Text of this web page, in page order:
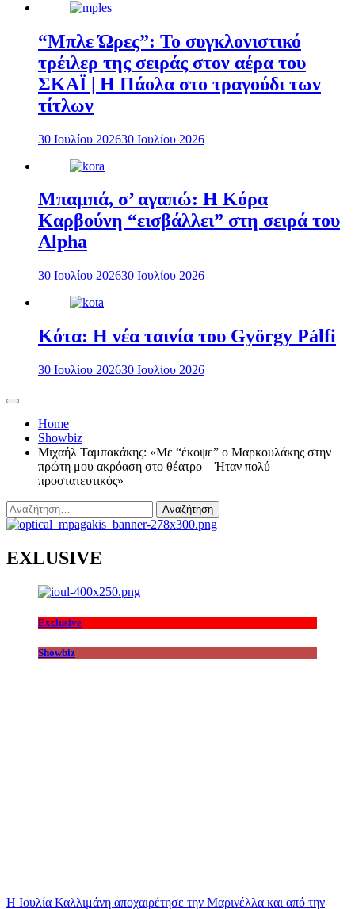
“Μπλε Ώρες”: Το συγκλονιστικό
τρέιλερ της σειράς στον αέρα του
ΣΚΑΪ | Η Πάολα στο τραγούδι των
τίτλων
30 Ιουλίου 202630 Ιουλίου 2026
Μπαμπά, σ’ αγαπώ: Η Κόρα
Καρβούνη “εισβάλλει” στη σειρά του
Alpha
30 Ιουλίου 202630 Ιουλίου 2026
Κότα: Η νέα ταινία του György Pálfi
30 Ιουλίου 202630 Ιουλίου 2026
Home
Showbiz
Μιχαήλ Ταμπακάκης: «Με “έκοψε” ο Μαρκουλάκης στην
πρώτη μου ακρόαση στο θέατρο – Ήταν πολύ
προστατευτικός»
Αναζήτηση
για:
EXLUSIVE
Exclusive
Showbiz
Η Ιουλία Καλλιμάνη αποχαιρέτησε την Μαρινέλλα και από την